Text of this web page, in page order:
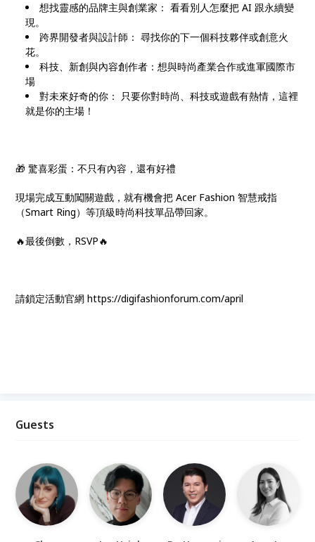
想找靈感的品牌主與創業家： 看看別人怎麼把 AI 跟永續變
現。
跨界開發者與設計師： 尋找你的下一個科技夥伴或創意火
花。
科技、新創與內容創作者：想與時尚產業合作或進軍國際市
場
對未來好奇的你： 只要你對時尚、科技或遊戲有熱情，這裡
就是你的主場！
🎁 驚喜彩蛋：不只有內容，還有好禮
現場完成互動闖關遊戲，就有機會把 Acer Fashion 智慧戒指
（Smart Ring）等頂級時尚科技單品帶回家。
🔥最後倒數，RSVP🔥
請鎖定活動官網 https://digifashionforum.com/april
Guests